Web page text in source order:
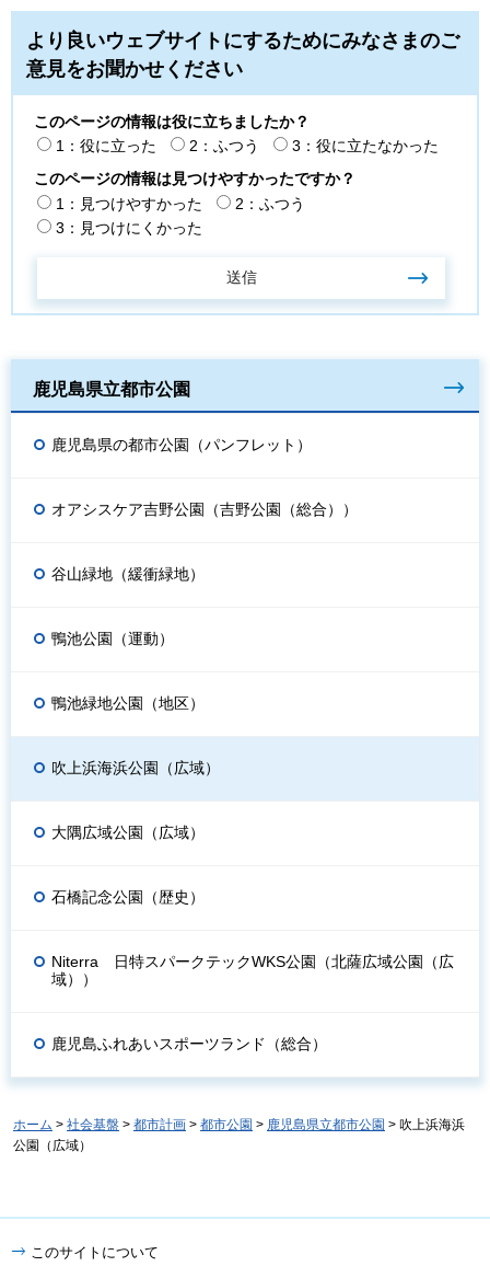
より良いウェブサイトにするためにみなさまのご
意見をお聞かせください
このページの情報は役に立ちましたか？
1：役に立った
2：ふつう
3：役に立たなかった
このページの情報は見つけやすかったですか？
1：見つけやすかった
2：ふつう
3：見つけにくかった
鹿児島県立都市公園
鹿児島県の都市公園（パンフレット）
オアシスケア吉野公園（吉野公園（総合））
谷山緑地（緩衝緑地）
鴨池公園（運動）
鴨池緑地公園（地区）
吹上浜海浜公園（広域）
大隅広域公園（広域）
石橋記念公園（歴史）
Niterra 日特スパークテックWKS公園（北薩広域公園（広
域））
鹿児島ふれあいスポーツランド（総合）
ホーム > 社会基盤 > 都市計画 > 都市公園 > 鹿児島県立都市公園 > 吹上浜海浜
公園（広域）
このサイトについて